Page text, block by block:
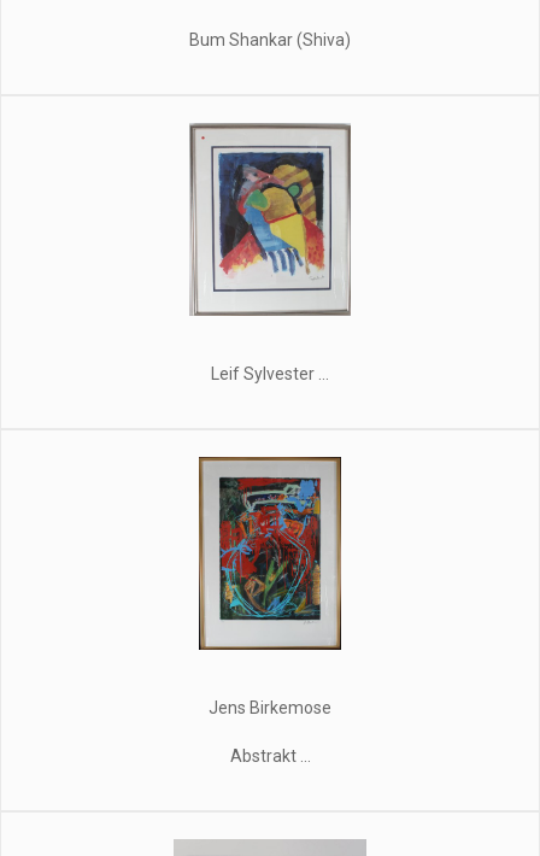
Bum Shankar (Shiva)
Leif Sylvester ...
Jens Birkemose
Abstrakt ...